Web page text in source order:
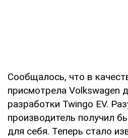
Сообщалось, что в
присмотрела Volkswagen
разработки Twingo EV.
производитель получил
для себя. Теперь стало